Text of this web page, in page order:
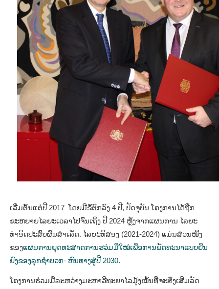
ເລີ່ມຕົ້ນແຕ່ປີ 2017 ໂດຍມີຂໍ້ຕົກລົງ 4 ປີ, ປັດຈຸບັນ ໂຄງການໄດ້ຖືກ
ຂະຫຍາຍໄລຍະເວລາໄປຈົນເຖິງ ປີ 2024 ຫຼັງຈາກແຜນການ ໄລຍະ
ທຳອິດປະສົບຜົນສຳເລັດ. ໄລຍະທີສອງ (2021-2024) ແມ່ນສ່ວນໜຶ່ງ
ຂອງແຜນການຍຸດທະສາດການຮວ່ມມືໃໝ່ເພື່ອການພັດທະນາແບບຍືນ
ຍົງຂອງລຸກຊຳບວກ- ຫົນທາງສູ່ປີ 2030.
ໂຄງການຮ່ວມມືລະຫວ່າງມະຫາວີທະຍາໄລມຸ້ງໝັ້ນທີ່ຈະສົ່ງເສີມລັດ